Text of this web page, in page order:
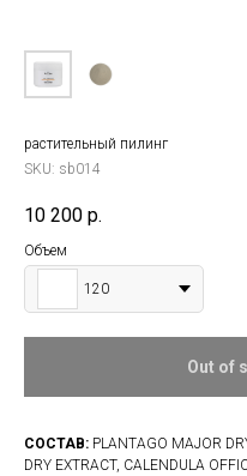
растительный пилинг
SKU: sb014
10 200 р.
Объем
120
Out of
СОСТАВ: PLANTAGO MAJOR
DRY EXTRACT, CALENDULA